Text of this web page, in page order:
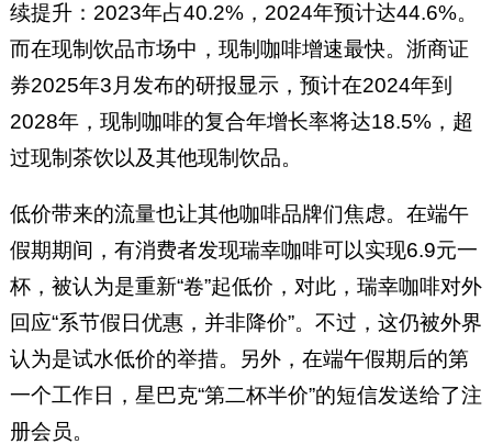
续提升：2023年占40.2%，2024年预计达44.6%。
而在现制饮品市场中，现制咖啡增速最快。浙商证
券2025年3月发布的研报显示，预计在2024年到
2028年，现制咖啡的复合年增长率将达18.5%，超
过现制茶饮以及其他现制饮品。
低价带来的流量也让其他咖啡品牌们焦虑。在端午
假期期间，有消费者发现瑞幸咖啡可以实现6.9元一
杯，被认为是重新“卷”起低价，对此，瑞幸咖啡对外
回应“系节假日优惠，并非降价”。不过，这仍被外界
认为是试水低价的举措。另外，在端午假期后的第
一个工作日，星巴克“第二杯半价”的短信发送给了注
册会员。